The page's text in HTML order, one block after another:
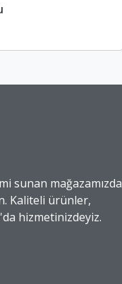
sunan mağazamızda
Kaliteli ürünler,
hizmetinizdeyiz.